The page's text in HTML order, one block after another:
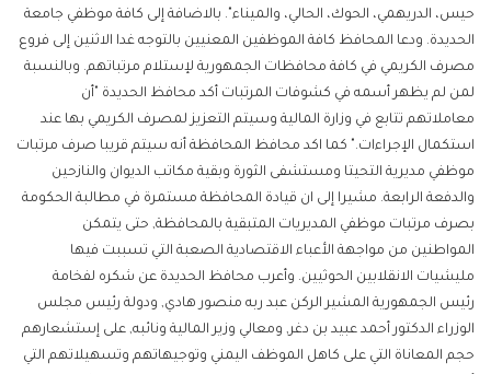
حيس، الدريهمي، الحوك، الحالي، والميناء". بالاضافة إلى كافة موظفي جامعة
الحديدة. ودعا المحافظ كافة الموظفين المعنيين بالتوجه غدا الاثنين إلى فروع
مصرف الكريمي في كافة محافظات الجمهورية لإستلام مرتباتهم. وبالنسبة
لمن لم يظهر أسمه في كشوفات المرتبات أكد محافظ الحديدة "أن
معاملاتهم تتابع في وزارة المالية وسيتم التعزيز لمصرف الكريمي بها عند
استكمال الإجراءات." كما اكد محافظ المحافظة أنه سيتم قريبا صرف مرتبات
موظفي مديرية التحيتا ومستشفى الثورة وبقية مكاتب الديوان والنازحين
والدفعة الرابعة. مشيرا إلى ان قيادة المحافظة مستمرة في مطالبة الحكومة
بصرف مرتبات موظفي المديريات المتبقية بالمحافظة, حتى يتمكن
المواطنين من مواجهة الأعباء الاقتصادية الصعبة التي تسببت فيها
مليشيات الانقلابين الحوثيين. وأعرب محافظ الحديدة عن شكره لفخامة
رئيس الجمهورية المشير الركن عبد ربه منصور هادي, ودولة رئيس مجلس
الوزراء الدكتور أحمد عبيد بن دغر, ومعالي وزير المالية ونائبه, على إستشعارهم
حجم المعاناة التي على كاهل الموظف اليمني وتوجيهاتهم وتسهيلاتهم التي